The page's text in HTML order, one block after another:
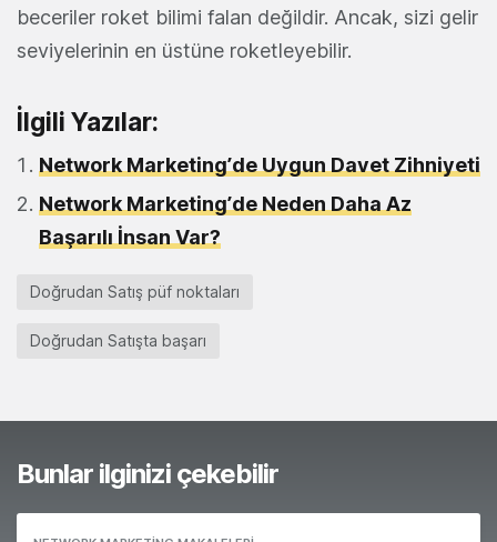
beceriler roket bilimi falan değildir. Ancak, sizi gelir
seviyelerinin en üstüne roketleyebilir.
İlgili Yazılar:
Network Marketing’de Uygun Davet Zihniyeti
Network Marketing’de Neden Daha Az
Başarılı İnsan Var?
Doğrudan Satış püf noktaları
Doğrudan Satışta başarı
Bunlar ilginizi çekebilir